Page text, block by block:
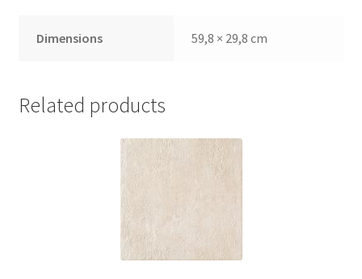
Dimensions 59,8 × 29,8 cm
Related products